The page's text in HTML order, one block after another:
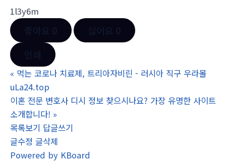
1l3y6m
« 먹는 코로나 치료제, 트리아자비린 - 러시아 직구 우라몰
uLa24.top
이혼 전문 변호사 디시 정보 찾으시나요? 가장 유명한 사이트
소개합니다! »
목록보기 답글쓰기
글수정 글삭제
Powered by KBoard